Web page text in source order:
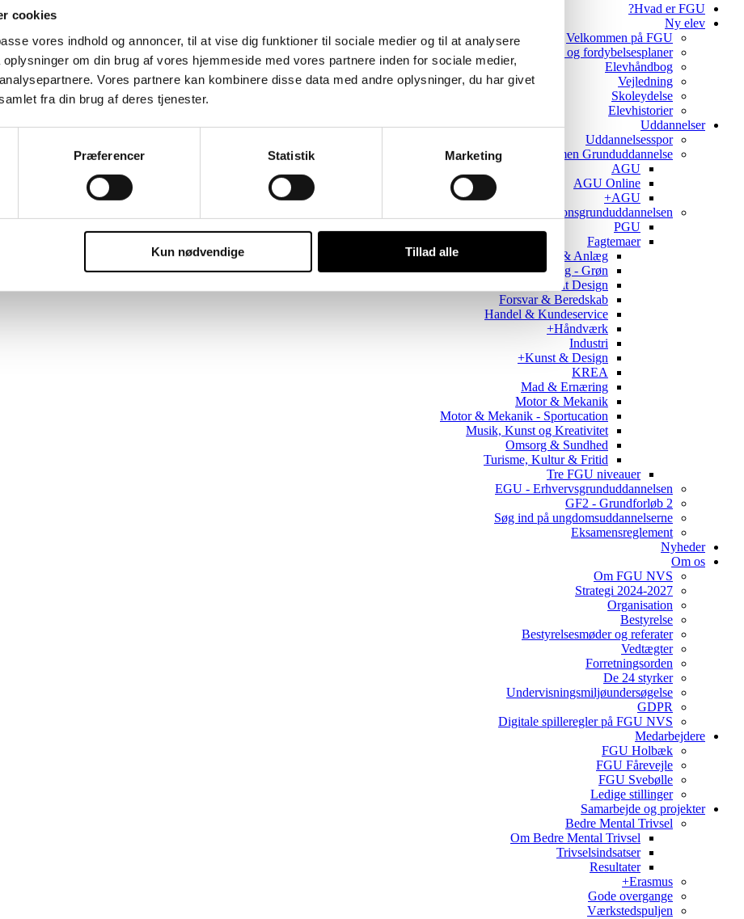
cookies
vores indhold og annoncer, til at vise dig funktioner til sociale medier og til at analysere
om din brug af vores hjemmeside med vores partnere inden for sociale medier,
Vores partnere kan kombinere disse data med andre oplysninger, du har givet
fra din brug af deres tjenester.
Præferencer Statistik Marketing
Kun nødvendige Tillad alle
Hvad er FGU?
Ny elev
Velkommen på FGU
Ferie og fordybelsesplaner
Elevhåndbog
Vejledning
Skoleydelse
Elevhistorier
Uddannelser
Uddannelsesspor
AGU - Almen Grunduddannelse
AGU
AGU Online
AGU+
PGU - Produktionsgrunduddannelsen
PGU
Fagtemaer
Byg, Bolig & Anlæg
Byg, Bolig & Anlæg - Grøn
Digitalt Design
Forsvar & Beredskab
Handel & Kundeservice
Håndværk+
Industri
Kunst & Design+
KREA
Mad & Ernæring
Motor & Mekanik
Motor & Mekanik - Sportucation
Musik, Kunst og Kreativitet
Omsorg & Sundhed
Turisme, Kultur & Fritid
Tre FGU niveauer
EGU - Erhvervsgrunduddannelsen
GF2 - Grundforløb 2
Søg ind på ungdomsuddannelserne
Eksamensreglement
Nyheder
Om os
Om FGU NVS
Strategi 2024-2027
Organisation
Bestyrelse
Bestyrelsesmøder og referater
Vedtægter
Forretningsorden
De 24 styrker
Undervisningsmiljøundersøgelse
GDPR
Digitale spilleregler på FGU NVS
Medarbejdere
FGU Holbæk
FGU Fårevejle
FGU Svebølle
Ledige stillinger
Samarbejde og projekter
Bedre Mental Trivsel
Om Bedre Mental Trivsel
Trivselsindsatser
Resultater
Erasmus+
Gode overgange
Værkstedspuljen